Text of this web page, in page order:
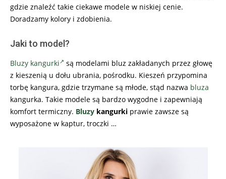
gdzie znaleźć takie ciekawe modele w niskiej cenie.
Doradzamy kolory i zdobienia.
Jaki to model?
Bluzy kangurki
są modelami bluz zakładanych przez głowę
z kieszenią u dołu ubrania, pośrodku. Kieszeń przypomina
torbę kangura, gdzie trzymane są młode, stąd nazwa bluza
kangurka. Takie modele są bardzo wygodne i zapewniają
komfort termiczny. Bluzy kangurki prawie zawsze są
wyposażone w kaptur, troczki …